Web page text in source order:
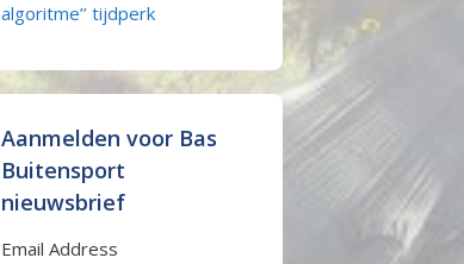
algoritme’’ tijdperk
Aanmelden voor Bas
Buitensport
nieuwsbrief
Email Address